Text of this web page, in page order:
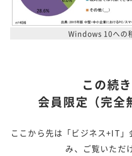
Windows 10への
この続
会員限定（完全
ここから先は「ビジネス+IT
み、ご覧いただ